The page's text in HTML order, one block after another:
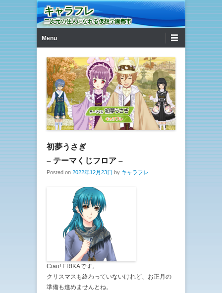
キャラフレ
二次元の住人になれる仮想学園都市
Menu
初夢うさぎ
– テーマくじフロア –
Posted on 2022年12月23日 by キャラフレ
Ciao! ERIKAです。
クリスマスも終わっていないけれど、お正月の
準備も進めませんとね。